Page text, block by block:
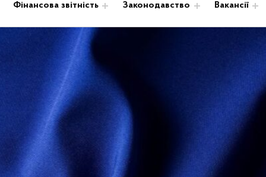
Фінансова звітність Законодавство Вакансії